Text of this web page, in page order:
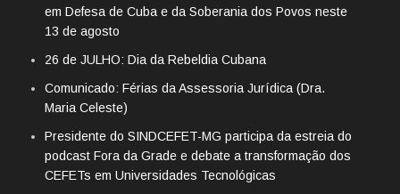
em Defesa de Cuba e da Soberania dos Povos neste
13 de agosto
26 de JULHO: Dia da Rebeldia Cubana
Comunicado: Férias da Assessoria Jurídica (Dra.
Maria Celeste)
Presidente do SINDCEFET-MG participa da estreia do
podcast Fora da Grade e debate a transformação dos
CEFETs em Universidades Tecnológicas